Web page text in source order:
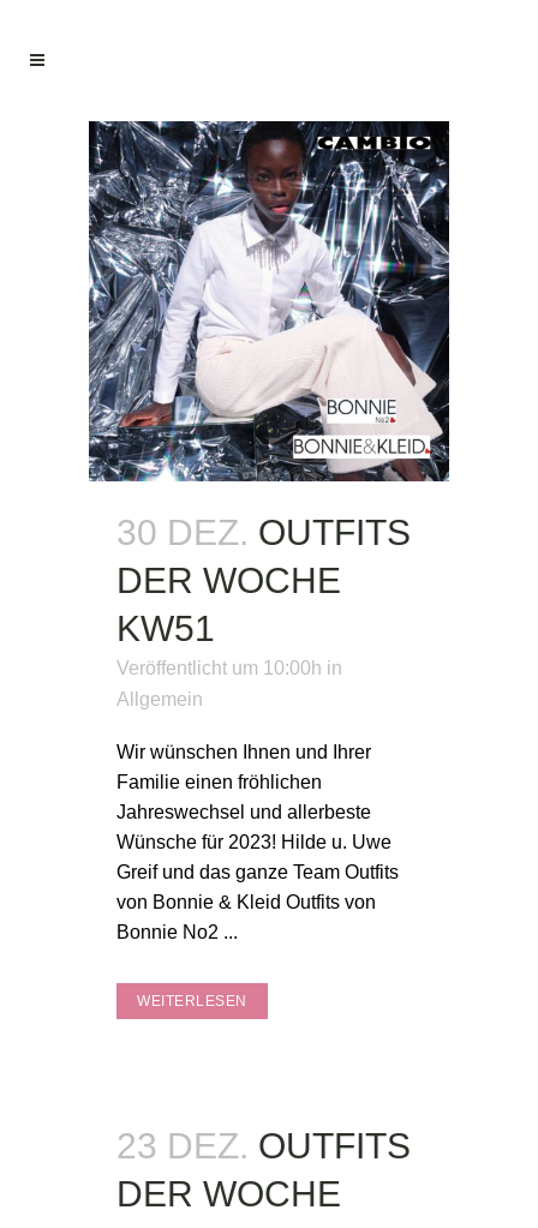
30 DEZ. OUTFITS
DER WOCHE
KW51
Veröffentlicht um 10:00h in
Allgemein
Wir wünschen Ihnen und Ihrer
Familie einen fröhlichen
Jahreswechsel und allerbeste
Wünsche für 2023! Hilde u. Uwe
Greif und das ganze Team Outfits
von Bonnie & Kleid Outfits von
Bonnie No2 ...
WEITERLESEN
23 DEZ. OUTFITS
DER WOCHE